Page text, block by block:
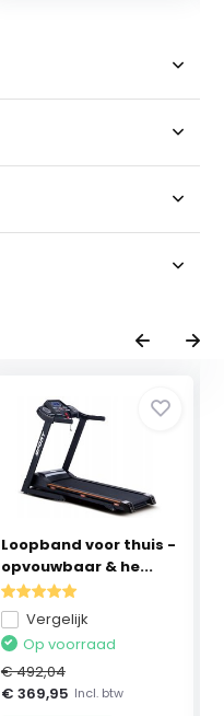
Loopband voor thuis -
opvouwbaar & he...
Vergelijk
Op voorraad
€ 492,04
€ 369,95 Incl. btw